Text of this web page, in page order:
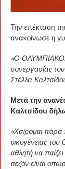
Την επέκταση
ανακοίνωσε η
«Ο
συνεργασίας
Στέλλα
Μετά την
Καλτσίδου
«Χαίρομαι πάρα
οικογένειας
αθλητή να
σεζόν είναι